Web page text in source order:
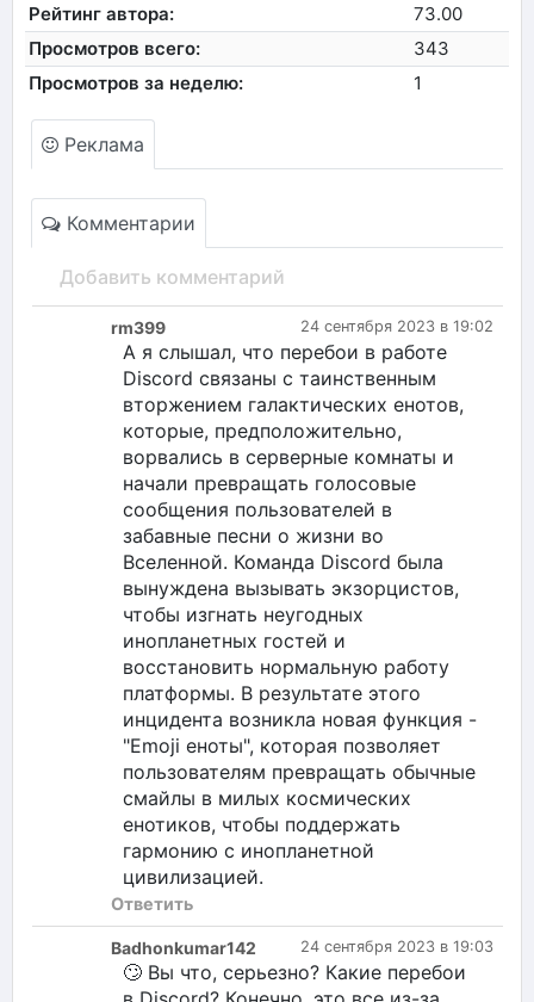
Рейтинг автора:
73.00
Просмотров всего:
343
Просмотров за неделю:
1
Реклама
Комментарии
Добавить комментарий
24 сентября 2023 в 19:02
rm399
А я слышал, что перебои в работе
Discord связаны с таинственным
вторжением галактических енотов,
которые, предположительно,
ворвались в серверные комнаты и
начали превращать голосовые
сообщения пользователей в
забавные песни о жизни во
Вселенной. Команда Discord была
вынуждена вызывать экзорцистов,
чтобы изгнать неугодных
инопланетных гостей и
восстановить нормальную работу
платформы. В результате этого
инцидента возникла новая функция -
"Emoji еноты", которая позволяет
пользователям превращать обычные
смайлы в милых космических
енотиков, чтобы поддержать
гармонию с инопланетной
цивилизацией.
Ответить
24 сентября 2023 в 19:03
Badhonkumar142
🙄 Вы что, серьезно? Какие перебои